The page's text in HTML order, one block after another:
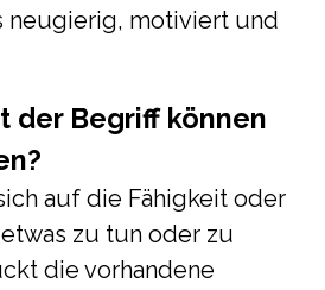
neugierig, motiviert und
der Begriff können
auf die Fähigkeit oder
zu tun oder zu
die vorhandene